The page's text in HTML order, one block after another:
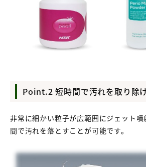
Point.2 短時間で汚れを取り除
非常に細かい粒子が広範囲にジェット
間で汚れを落とすことが可能です。